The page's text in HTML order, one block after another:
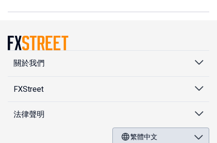
關於我們
FXStreet
法律聲明
繁體中文